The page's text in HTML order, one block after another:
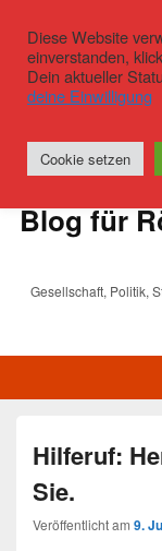
Blog für
Gesellschaft, Politik,
Hilferuf:
Sie.
Veröffentlicht am 9.
Diese Website
einverstanden,
Dein aktueller
deine Einwilligung
Cookie setzen